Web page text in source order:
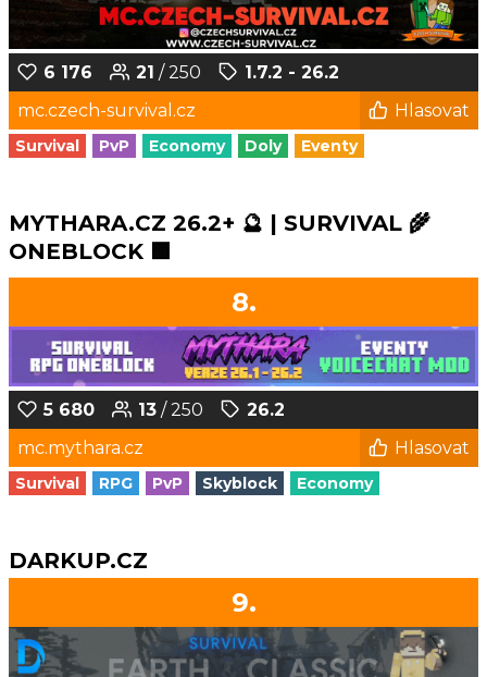
6 176 21 / 250
1.7.2 - 26.2
mc.czech-survival.cz
Hlasovat
Survival PvP Economy Doly Eventy
MYTHARA.CZ 26.2+ 🔮 | SURVIVAL 🌾
ONEBLOCK 🟩
8.
5 680 13 / 250
26.2
mc.mythara.cz
Hlasovat
Survival RPG PvP Skyblock Economy
DARKUP.CZ
9.